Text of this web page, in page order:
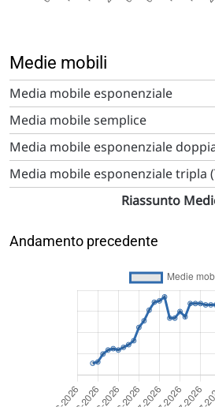
Medie mobili
Media mobile esponenziale
Media mobile semplice
Media mobile esponenziale
Media mobile esponenziale tripla
Riassunto
Andamento precedente